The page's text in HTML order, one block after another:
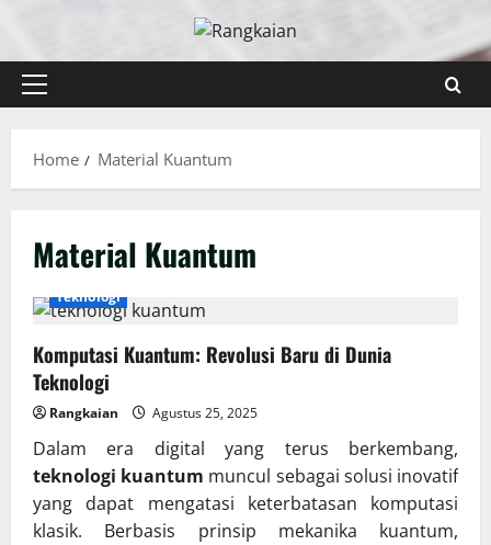
content
Primary
Home
Material Kuantum
Material Kuantum
Teknologi
Komputasi Kuantum: Revolusi Baru di Dunia
Teknologi
Rangkaian Agustus 25, 2025
Dalam era digital yang terus berkembang,
teknologi kuantum muncul sebagai solusi inovatif
yang dapat mengatasi keterbatasan komputasi
klasik. Berbasis prinsip mekanika kuantum,